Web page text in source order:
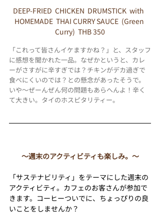
DEEP-FRIED  CHICKEN  DRUMSTICK  with
HOMEMADE  THAI CURRY SAUCE  (Green
Curry)  THB 350
「これって皆さんイケますかね？」と、スタッフ
に感想を聞かれた一品。なぜかというと、カレ
ーがさすがに辛すぎでは？チキンがデカ過ぎで
食べにくいのでは？との懸念があったそうで。
いや～ぜーんぜん何の問題もあらへんよ！辛く
て大きい。タイのホスピタリティー。
〜週末のアクティビティも楽しみ。〜
「サステナビリティ」をテーマにした週末の
アクティビティ。カフェのお客さんが参加で
きます。コーヒーついでに、ちょっぴりの良
いことをしませんか？